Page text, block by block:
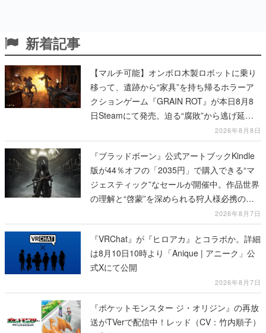
新着記事
【マルチ可能】オンボロ木製ロボットに乗り
移って、遺跡から“家具”を持ち帰るホラーア
クションゲーム『GRAIN ROT』が本日8月8
日Steamにて発売。迫る“腐敗”から逃げ延
2026年8月8日
『ブラッドボーン』公式アートブックKindle
版が44％オフの「2035円」で購入できる“マ
ジェスティック”なセールが開催中。作品世界
の理解と“啓蒙”を深められる狩人様必携の一
2026年8月7日
『VRChat』が『ヒロアカ』とコラボか。詳細
は8月10日10時より「Anique | アニーク」公
式Xにて公開
2026年8月7日
『ポケットモンスター ジ・オリジン』の再放
送がTVerで配信中！レッド（CV：竹内順子）